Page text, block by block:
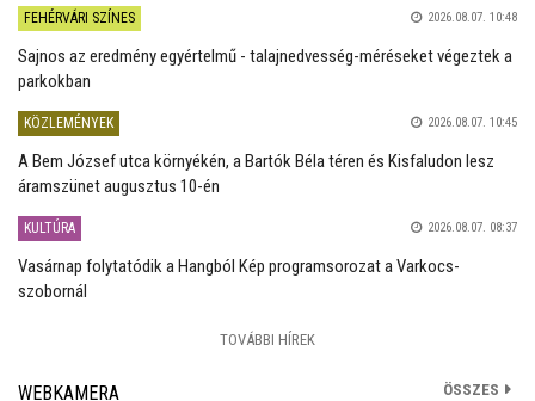
FEHÉRVÁRI SZÍNES 2026.08.07. 10:48
Sajnos az eredmény egyértelmű - talajnedvesség-méréseket végeztek a
parkokban
KÖZLEMÉNYEK 2026.08.07. 10:45
A Bem József utca környékén, a Bartók Béla téren és Kisfaludon lesz
áramszünet augusztus 10-én
KULTÚRA 2026.08.07. 08:37
Vasárnap folytatódik a Hangból Kép programsorozat a Varkocs-
szobornál
TOVÁBBI HÍREK
WEBKAMERA ÖSSZES